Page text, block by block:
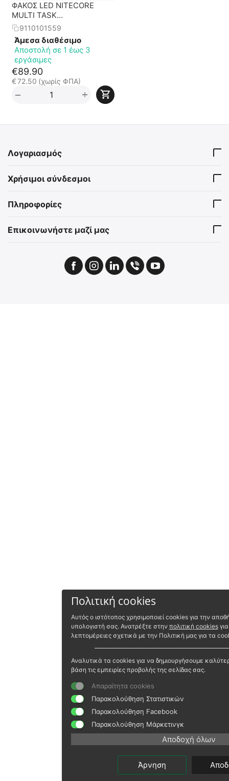
ΦΑΚΟΣ LED NITECORE
MULTI TASK
MT10C+LMA1+IMR18350A
9110101559
Άμεσα διαθέσιμο
Αποστολή σε 1 έως 3
εργάσιμες
€89.90
€72.50 (χωρίς ΦΠΑ)
+
−
Λογαριασμός
Χρήσιμοι σύνδεσμοι
Πληροφορίες
Επικοινωνήστε μαζί μας
Πολιτική cookies
Αυτός ο ιστότοπος χρησιμοποιεί cookies για την
υπολογιστή σας. Ανατρέξτε στην πολιτική cookies
λεπτομέρειες σχετικά με την Πολιτική μας για τα
Αναλυτικά τα cookies για να δημιουργήσουμε
βάση τις εμπειρίες προβολής της σελίδας σας.
Απαραίτητα cookies
Παρακολούθηση Στατιστικών
Παρακολούθηση Facebook
Παρακολούθηση Μάρκετινγκ
Αποδοχή όλων
Άρνηση